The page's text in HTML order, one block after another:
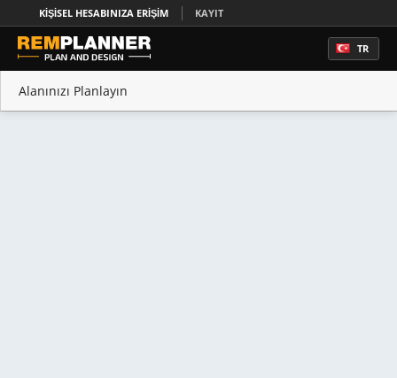
KIŞISEL HESABINIZA ERIŞIM KAYIT
TR
Alanınızı Planlayın